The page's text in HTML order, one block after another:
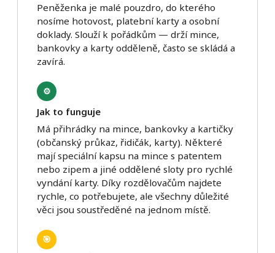
Peněženka je malé pouzdro, do kterého
nosíme hotovost, platební karty a osobní
doklady. Slouží k pořádkům — drží mince,
bankovky a karty odděleně, často se skládá a
zavírá.
⚙️
Jak to funguje
Má přihrádky na mince, bankovky a kartičky
(občanský průkaz, řidičák, karty). Některé
mají speciální kapsu na mince s patentem
nebo zipem a jiné oddělené sloty pro rychlé
vyndání karty. Díky rozdělovačům najdete
rychle, co potřebujete, ale všechny důležité
věci jsou soustředěné na jednom místě.
🎯